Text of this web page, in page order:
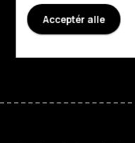
SupportAcceptér alle